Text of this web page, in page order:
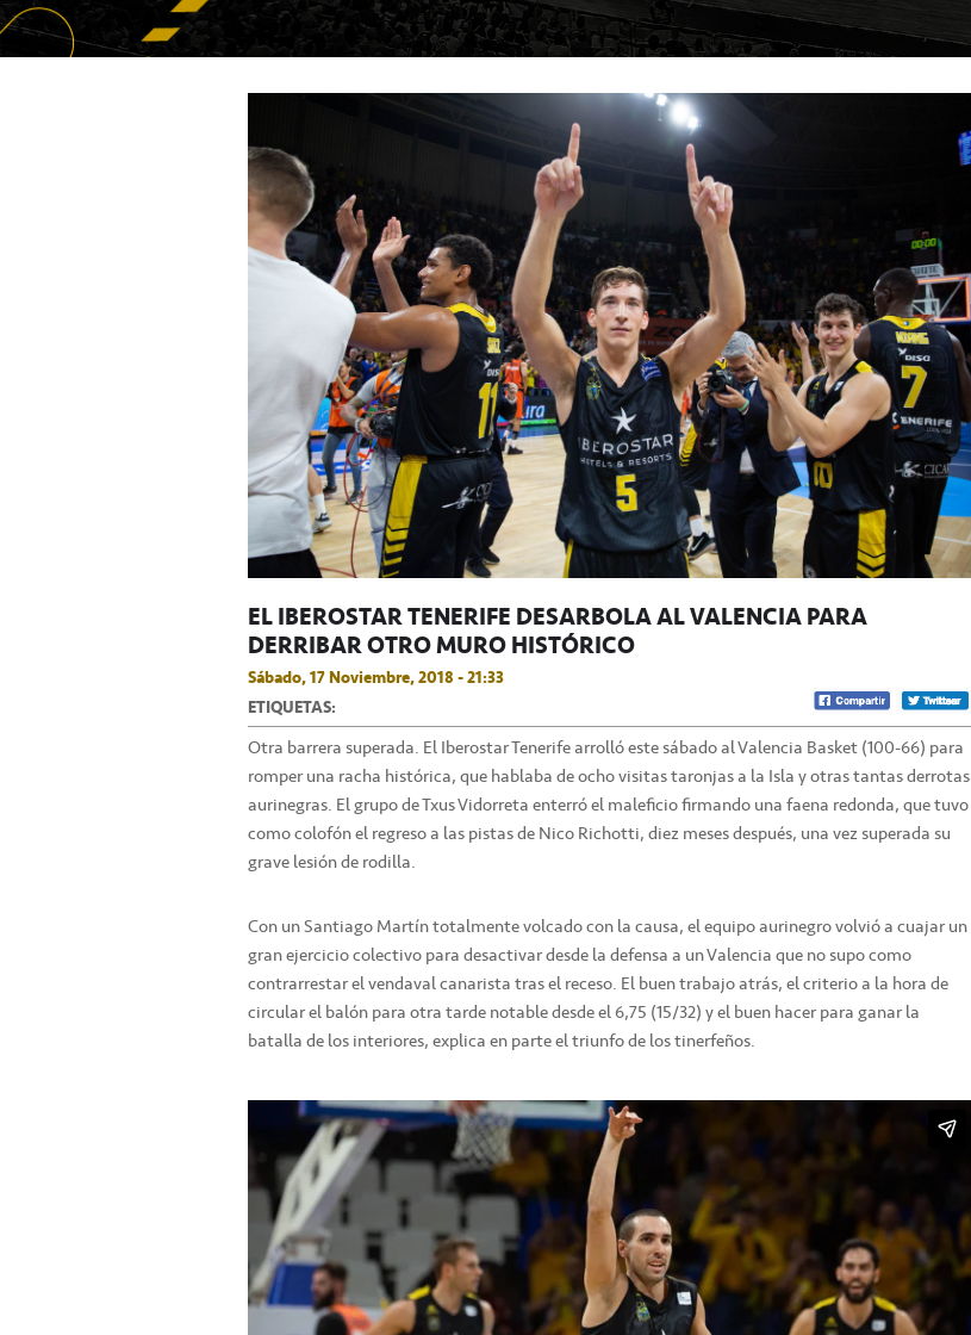
EL IBEROSTAR TENERIFE DESARBOLA AL VALENCIA PARA
DERRIBAR OTRO MURO HISTÓRICO
Sábado, 17 Noviembre, 2018 - 21:33
ETIQUETAS:
Otra barrera superada. El Iberostar Tenerife arrolló este sábado al Valencia Basket (100-66) para
romper una racha histórica, que hablaba de ocho visitas taronjas a la Isla y otras tantas derrotas
aurinegras. El grupo de Txus Vidorreta enterró el maleficio firmando una faena redonda, que tuvo
como colofón el regreso a las pistas de Nico Richotti, diez meses después, una vez superada su
grave lesión de rodilla.
Con un Santiago Martín totalmente volcado con la causa, el equipo aurinegro volvió a cuajar un
gran ejercicio colectivo para desactivar desde la defensa a un Valencia que no supo como
contrarrestar el vendaval canarista tras el receso. El buen trabajo atrás, el criterio a la hora de
circular el balón para otra tarde notable desde el 6,75 (15/32) y el buen hacer para ganar la
batalla de los interiores, explica en parte el triunfo de los tinerfeños.